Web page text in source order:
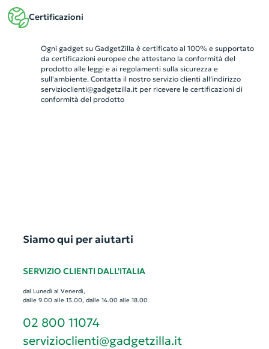
Certificazioni
Ogni gadget su GadgetZilla è certificato al 100% e supportato
da certificazioni europee che attestano la conformità del
prodotto alle leggi e ai regolamenti sulla sicurezza e
sull'ambiente. Contatta il nostro servizio clienti all’indirizzo
servizioclienti@gadgetzilla.itper ricevere le certificazioni di
conformità del prodotto
Siamo qui per aiutarti
SERVIZIO CLIENTI DALL'ITALIA
dal Lunedì al Venerdì,
dalle 9.00 alle 13.00, dalle 14.00 alle 18.00
02 800 11074
servizioclienti@gadgetzilla.it